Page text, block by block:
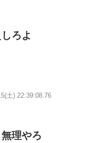
ろよ
土) 22:39:08.76
理やろ